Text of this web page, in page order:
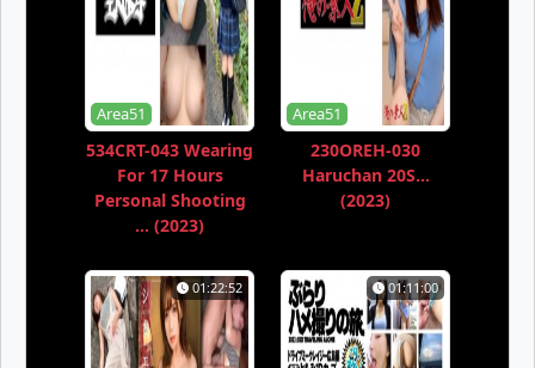
Area51
534CRT-043 Wearing
For 17 Hours
Personal Shooting
... (2023)
Area51
230OREH-030
Haruchan 20S...
(2023)
01:22:52 01:11:00